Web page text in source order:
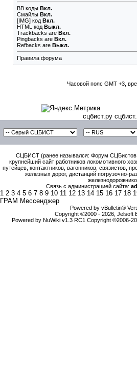
BB коды Вкл.
Смайлы Вкл.
[IMG] код Вкл.
HTML код Выкл.
Trackbacks are Вкл.
Pingbacks are Вкл.
Refbacks are Выкл.
Правила форума
Часовой пояс GMT +3,
сцбист.ру
СЦБИСТ (ранее назывался: Форум СЦБистов
крупнейший сайт работников локомотивного
путейцев, контактников, вагонников, связистов,
железных дорог, дистанций погрузочно-
Связь с администрацией сайта:
1 2 3 4 5 6 7 8 9 10 11 12 13 14 15 16 17 18
ГРАМ Мессенджер
Powered by vBulletin®
Copyright ©2000 - 2026, Jelsoft
Powered by NuWiki v1.3 RC1 Copyright ©2006-